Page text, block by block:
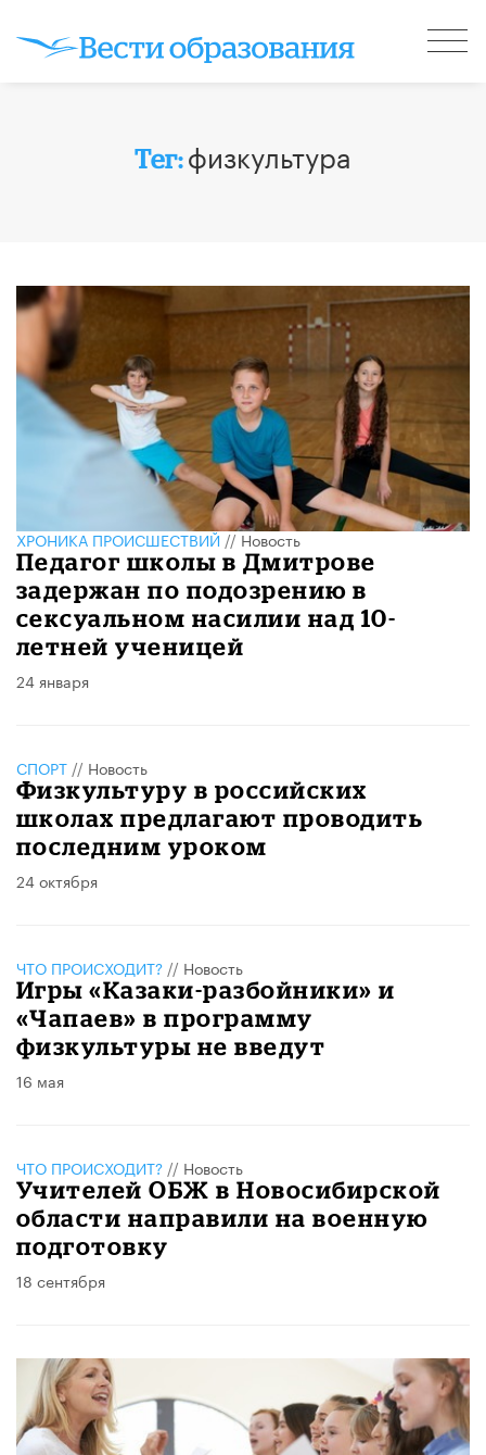
Тег:физкультура
ХРОНИКА ПРОИСШЕСТВИЙ//Новость
Педагог школы в Дмитрове
задержан по подозрению в
сексуальном насилии над 10-
летней ученицей
24 января
СПОРТ // Новость
Физкультуру в российских
школах предлагают проводить
последним уроком
24 октября
ЧТО ПРОИСХОДИТ? // Новость
Игры «Казаки-разбойники» и
«Чапаев» в программу
физкультуры не введут
16 мая
ЧТО ПРОИСХОДИТ? // Новость
Учителей ОБЖ в Новосибирской
области направили на военную
подготовку
18 сентября